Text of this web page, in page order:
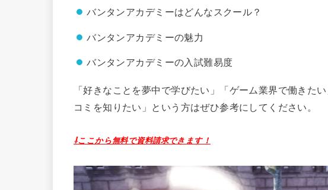
バンタンアカデミーはどんなスクール？
バンタンアカデミーの魅力
バンタンアカデミーの入試難易度
「好きなことを夢中で学びたい」「ゲーム業界で働きた
コミを知りたい」という方はぜひ参考にしてください。
⇩ここから無料で資料請求できます！